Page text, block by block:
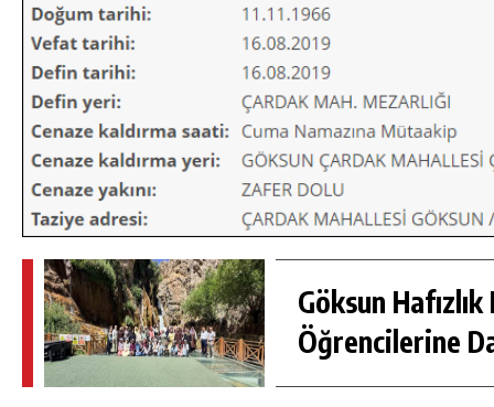
Göksun Hafızlık
Öğrencilerine
GÜNLÜK HABER AKIŞI
GÖKSUN HAFIZLIK KIZ KUR’AN KURSU
ÖĞRENCILERINE DARENDE GEZISI.